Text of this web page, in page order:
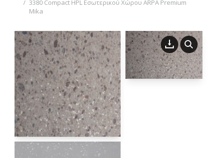
3380 Compact HPL Εσωτερικού Χώρου ARPA Premium
Mika